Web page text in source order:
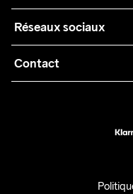
Teamwear
Durabilité
Collaborations
Conditions générales
Retours
Réseaux sociaux
Contact